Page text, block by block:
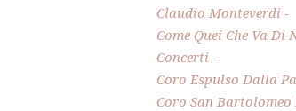
Claudio Monteverdi
Come Quei Che Va Di
Concerti
Coro Espulso Dalla
Coro San